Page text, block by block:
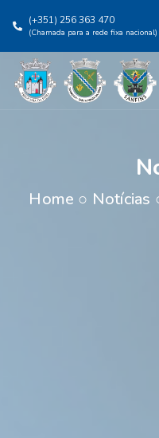
(+351) 256 363 470
(Chamada para a rede fixa nacional)
Home ○ Notícias